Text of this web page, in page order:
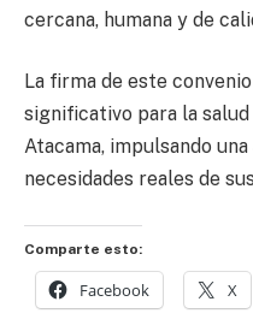
cercana, humana y de
La firma de este
significativo para la
Atacama, impulsando
necesidades reales de
Comparte esto:
Facebook X